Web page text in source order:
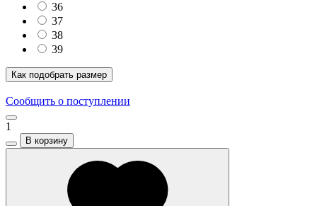
36
37
38
39
Как подобрать размер
Сообщить о поступлении
1
В корзину